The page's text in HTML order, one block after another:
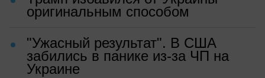
оригинальным способом
"Ужасный результат". В США
забились в панике из-за ЧП на
Украине